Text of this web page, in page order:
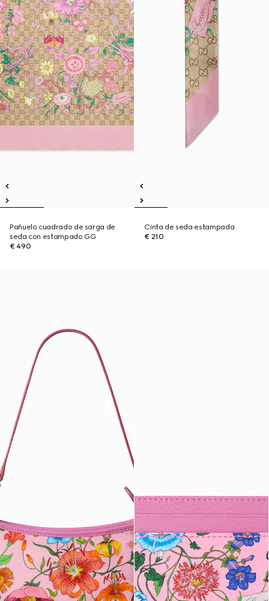
Pañuelo cuadrado de sarga de
seda con estampado GG
€ 490
Cinta de seda estampada
€ 210